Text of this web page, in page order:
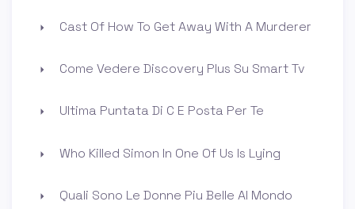
Cast Of How To Get Away With A Murderer
Come Vedere Discovery Plus Su Smart Tv
Ultima Puntata Di C E Posta Per Te
Who Killed Simon In One Of Us Is Lying
Quali Sono Le Donne Piu Belle Al Mondo